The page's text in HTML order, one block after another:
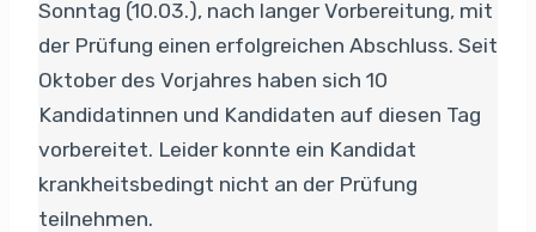
Sonntag (10.03.), nach langer Vorbereitung, mit
der Prüfung einen erfolgreichen Abschluss. Seit
Oktober des Vorjahres haben sich 10
Kandidatinnen und Kandidaten auf diesen Tag
vorbereitet. Leider konnte ein Kandidat
krankheitsbedingt nicht an der Prüfung
teilnehmen.